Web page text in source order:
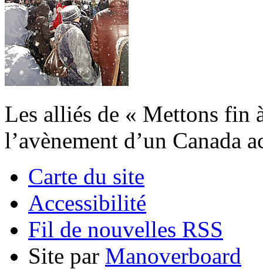
Les alliés de « Mettons fin
l’avènement d’un Canada
Carte du site
Accessibilité
Fil de nouvelles RSS
Site par Manoverboard